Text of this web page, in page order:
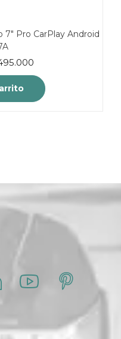
Pro CarPlay Android
precio
actual
es: